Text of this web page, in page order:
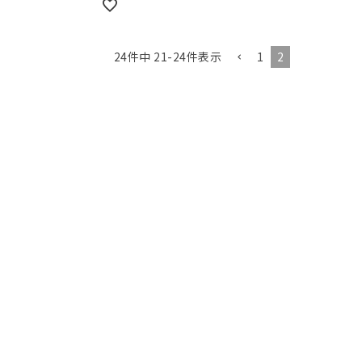
24件中 21-24件表示 1 2